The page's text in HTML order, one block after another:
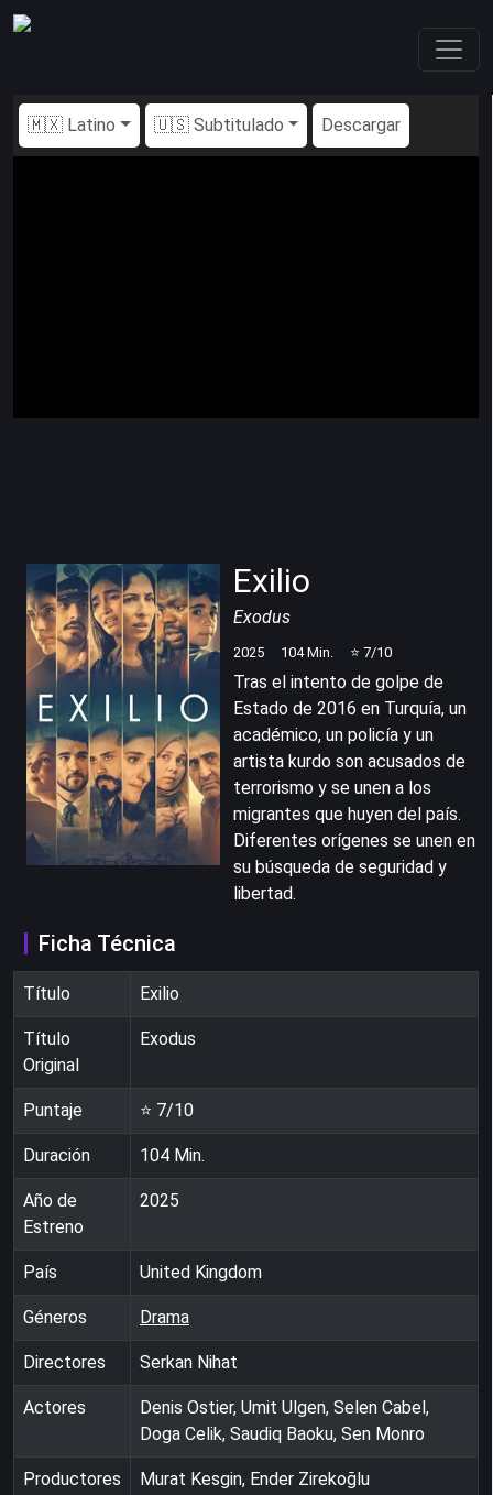
🇲🇽 Latino 🇺🇸 Subtitulado Descargar
Exilio
Exodus
2025 104Min. ⭐ 7/10
Tras el intento de golpe de
Estado de 2016 en Turquía, un
académico, un policía y un
artista kurdo son acusados de
terrorismo y se unen a los
migrantes que huyen del país.
Diferentes orígenes se unen en
su búsqueda de seguridad y
libertad.
Ficha Técnica
Título Exilio
Título
Original
Exodus
Puntaje ⭐ 7/10
Duración 104 Min.
Año de
Estreno
2025
País United Kingdom
Géneros Drama
Directores Serkan Nihat
Actores
Denis Ostier, Umit Ulgen, Selen Cabel,
Doga Celik, Saudiq Baoku, Sen Monro
Productores Murat Kesgin, Ender Zirekoğlu